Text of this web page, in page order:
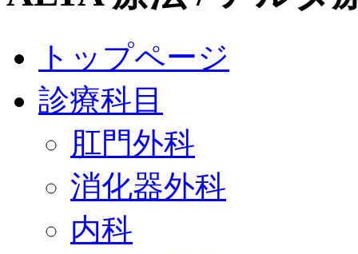
トップページ
診療科目
肛門外科
消化器外科
内科